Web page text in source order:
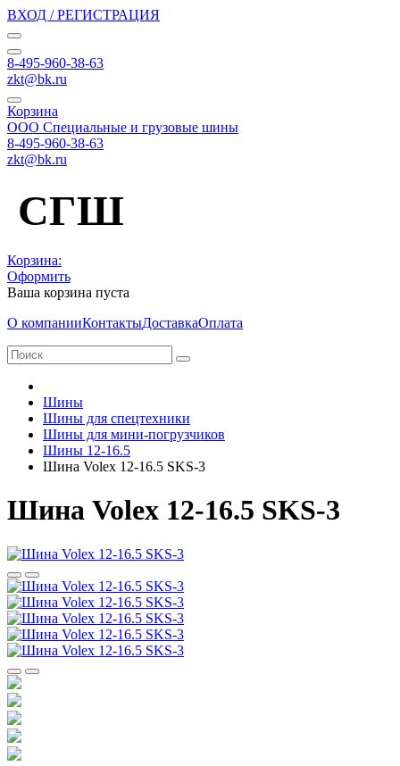
ВХОД / РЕГИСТРАЦИЯ
8-495-960-38-63
zkt@bk.ru
Корзина
ООО Специальные и грузовые шины
8-495-960-38-63
zkt@bk.ru
СГШ
Корзина:
Оформить
Ваша корзина пуста
О компанииКонтактыДоставкаОплата
Шины
Шины для спецтехники
Шины для мини-погрузчиков
Шины 12-16.5
Шина Volex 12-16.5 SKS-3
Шина Volex 12-16.5 SKS-3